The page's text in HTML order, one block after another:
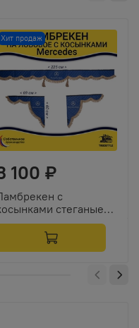
Хит продаж
100 ₽
с
стеганые
(экокожа,
синий, коричневые